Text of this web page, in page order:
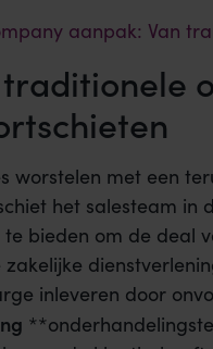
aanpak: Van
worstelen met een
het salesteam in
bieden om de deal
inleveren door